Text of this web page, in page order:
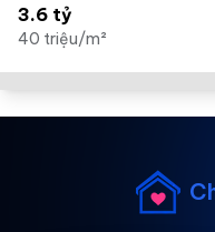
3.6 tỷ
40 triệu/m²